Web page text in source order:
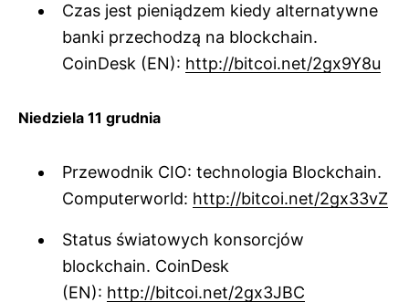
Czas jest pieniądzem kiedy alternatywne
banki przechodzą na blockchain.
CoinDesk (EN): http://bitcoi.net/2gx9Y8u
Niedziela 11 grudnia
Przewodnik CIO: technologia Blockchain.
Computerworld: http://bitcoi.net/2gx33vZ
Status światowych konsorcjów
blockchain. CoinDesk
(EN): http://bitcoi.net/2gx3JBC